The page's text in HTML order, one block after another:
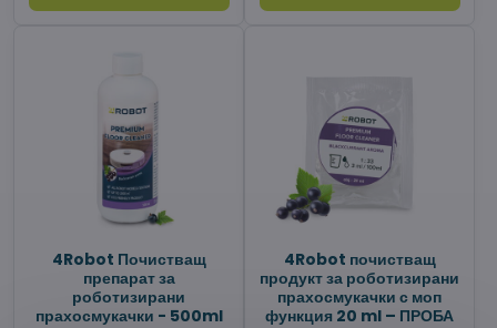
4Robot Почистващ
препарат за
роботизирани
прахосмукачки - 500ml
4Robot почистващ
продукт за роботизирани
прахосмукачки с моп
функция 20 ml – ПРОБА